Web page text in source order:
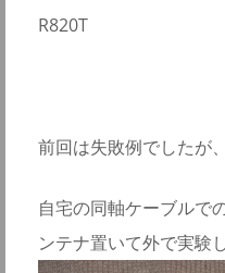
R820T
前回は失敗例でしたが
自宅の同軸ケーブルで
ンテナ置いて外で実験